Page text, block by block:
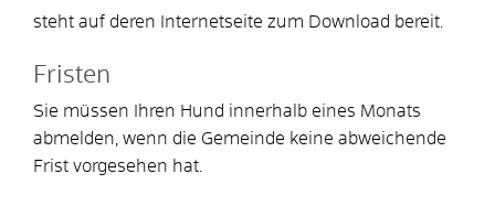
steht auf deren Internetseite zum Download bereit.
Fristen
Sie müssen Ihren Hund innerhalb eines Monats
abmelden, wenn die Gemeinde keine abweichende
Frist vorgesehen hat.